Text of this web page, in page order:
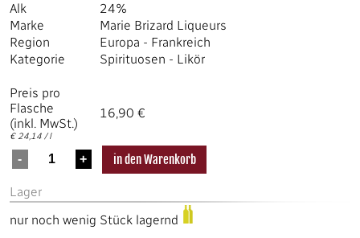
Alk
24%
Marke
Marie Brizard Liqueurs
Region
Europa - Frankreich
Kategorie
Spirituosen - Likör
Preis pro
Flasche
(inkl. MwSt.)
€ 24,14 / l
16,90 €
Lager
nur noch wenig Stück lagernd